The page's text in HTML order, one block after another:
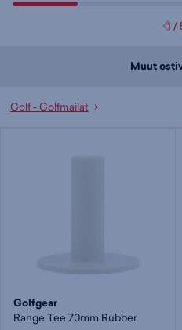
1 /
Muut
Golf - Golfmailat
Golfgear
Range Tee 70mm Rubber